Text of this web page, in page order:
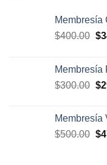
Membresía
$400.00 El
$
Membresía
$300.00 El
$
Membresía
$500.00 El
$